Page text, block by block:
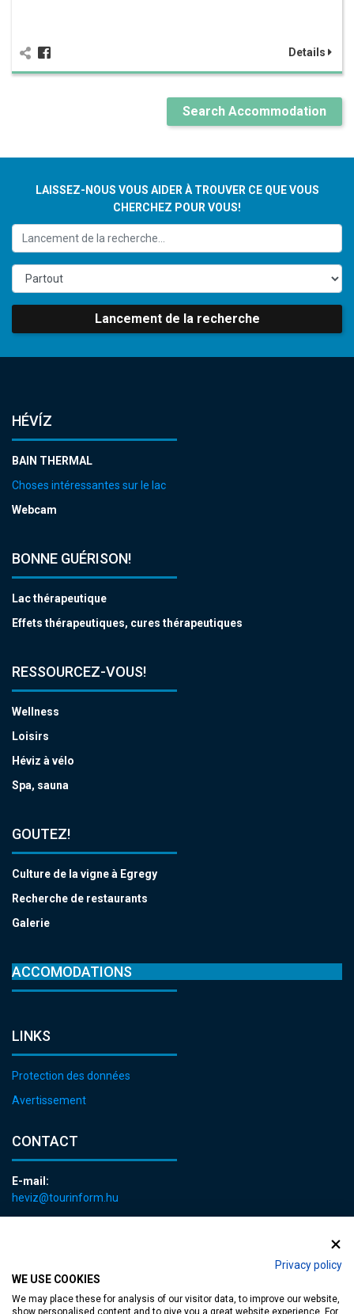
Privacy policy
WE USE COOKIES
We may place these for analysis of our visitor data, to improve our website,
show personalised content and to give you a great website experience. For
Details
Search Accommodation
LAISSEZ-NOUS VOUS AIDER À TROUVER CE QUE VOUS
CHERCHEZ POUR VOUS!
Lancement de la recherche
HÉVÍZ
BAIN THERMAL
Choses intéressantes sur le lac
Webcam
BONNE GUÉRISON!
Lac thérapeutique
Effets thérapeutiques, cures thérapeutiques
RESSOURCEZ-VOUS!
Wellness
Loisirs
Héviz à vélo
Spa, sauna
GOUTEZ!
Culture de la vigne à Egregy
Recherche de restaurants
Galerie
ACCOMODATIONS
LINKS
Protection des données
Avertissement
CONTACT
E-mail:
heviz@tourinform.hu